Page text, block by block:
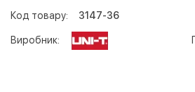
Код товару: 3147-36
Виробник: